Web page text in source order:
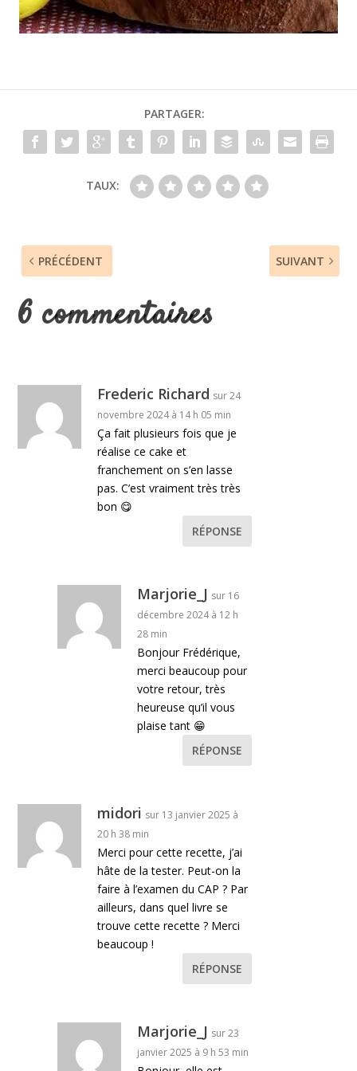
PARTAGER:
TAUX:
PRÉCÉDENT SUIVANT
6 commentaires
Frederic Richard sur 24
novembre 2024 à 14 h 05 min
Ça fait plusieurs fois que je
réalise ce cake et
franchement on s’en lasse
pas. C’est vraiment très très
bon 😋
RÉPONSE
Marjorie_J sur 16
décembre 2024 à 12 h
28 min
Bonjour Frédérique,
merci beaucoup pour
votre retour, très
heureuse qu’il vous
plaise tant 😁
RÉPONSE
midori sur 13 janvier 2025 à
20 h 38 min
Merci pour cette recette, j’ai
hâte de la tester. Peut-on la
faire à l’examen du CAP ? Par
ailleurs, dans quel livre se
trouve cette recette ? Merci
beaucoup !
RÉPONSE
Marjorie_J sur 23
janvier 2025 à 9 h 53 min